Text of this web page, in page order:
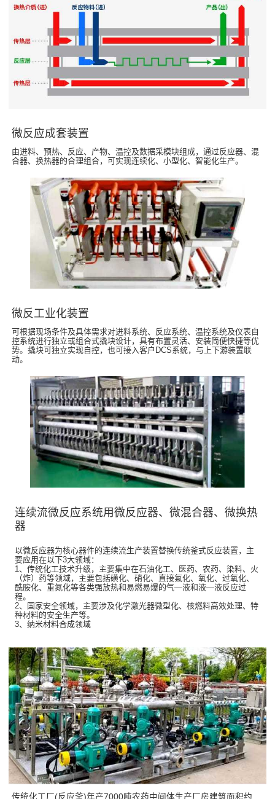
微反应成套装置
由进料、预热、反应、产物、温控及数据采模块组成，通过反应器、混
合器、换热器的合理组合，可实现连续化、小型化、智能化生产。
微反工业化装置
可根据现场条件及具体需求对进料系统、反应系统、温控系统及仪表自
控系统进行独立或组合式撬块设计，具有布置灵活、安装简便快捷等优
势。撬块可独立实现自控，也可接入客户DCS系统，与上下游装置联
动。
连续流微反应系统用微反应器、微混合器、微换热
器
以微反应器为核心器件的连续流生产装置替换传统釜式反应装置，主
要应用在以下3大领域：
1、传统化工技术升级，主要集中在石油化工、医药、农药、染料、火
（炸）药等领域，主要包括磺化、硝化、直接氟化、氧化、过氧化、
酰胺化、重氮化等各类强放热和易燃易爆的气—液和液—液反应过
程。
2、国家安全领域，主要涉及化学激光器微型化、核燃料高效处理、特
种材料的安全生产等。
3、纳米材料合成领域
传统化工厂(反应釜)年产7000吨农药中间体生产厂房建筑面积约